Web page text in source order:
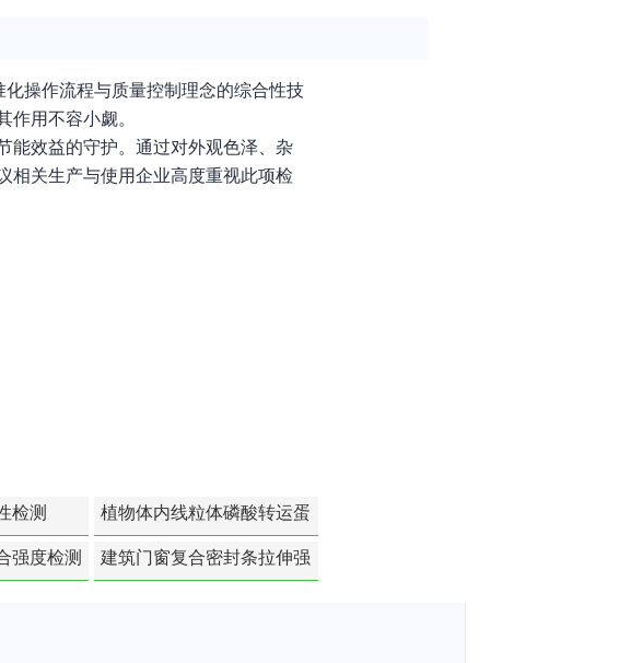
操作流程与质量控制理念的综合性技
用不容小觑。
能效益的守护。通过对外观色泽、杂
相关生产与使用企业高度重视此项检
检测
植物体内线粒体磷酸转运蛋
白活性检测
强度检测
建筑门窗复合密封条拉伸强